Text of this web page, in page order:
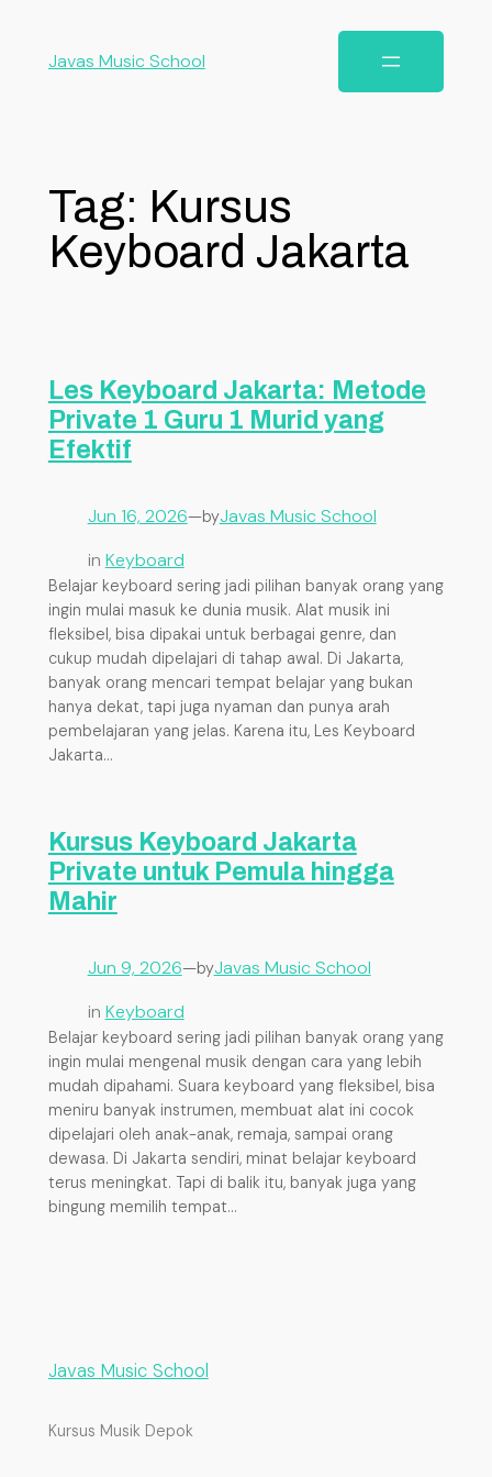
Javas Music School
Tag: Kursus
Keyboard Jakarta
Les Keyboard Jakarta: Metode
Private 1 Guru 1 Murid yang
Efektif
Jun 16, 2026—byJavas Music School
in Keyboard
Belajar keyboard sering jadi pilihan banyak orang yang
ingin mulai masuk ke dunia musik. Alat musik ini
fleksibel, bisa dipakai untuk berbagai genre, dan
cukup mudah dipelajari di tahap awal. Di Jakarta,
banyak orang mencari tempat belajar yang bukan
hanya dekat, tapi juga nyaman dan punya arah
pembelajaran yang jelas. Karena itu, Les Keyboard
Jakarta…
Kursus Keyboard Jakarta
Private untuk Pemula hingga
Mahir
Jun 9, 2026—byJavas Music School
in Keyboard
Belajar keyboard sering jadi pilihan banyak orang yang
ingin mulai mengenal musik dengan cara yang lebih
mudah dipahami. Suara keyboard yang fleksibel, bisa
meniru banyak instrumen, membuat alat ini cocok
dipelajari oleh anak-anak, remaja, sampai orang
dewasa. Di Jakarta sendiri, minat belajar keyboard
terus meningkat. Tapi di balik itu, banyak juga yang
bingung memilih tempat…
Javas Music School
Kursus Musik Depok